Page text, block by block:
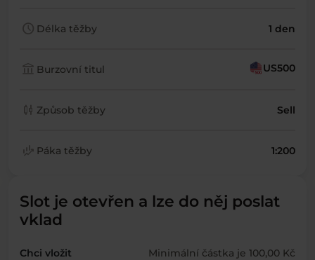
schedule Délka těžby 1 den
account_balance Burzovní titul US500
candlestick_chart Způsob těžby Sell
finance_mode Páka těžby 1:200
Slot je otevřen a lze do něj poslat
vklad
Chci vložit Minimální částka je 100,00 Kč